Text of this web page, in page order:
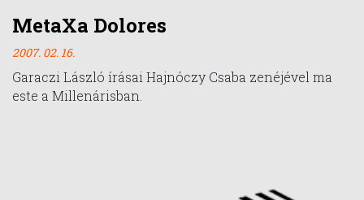
MetaXa Dolores
2007. 02. 16.
Garaczi László írásai Hajnóczy Csaba zenéjével ma
este a Millenárisban.